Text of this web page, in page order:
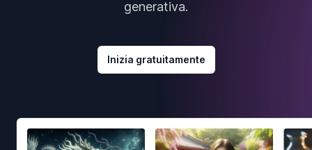
generativa.
Inizia gratuitamente